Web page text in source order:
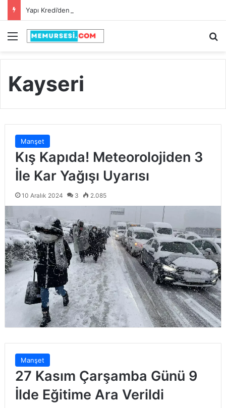
Yapı Kredi’den Öğretmenlere Rekor Maaş Promosyonu!
Menü
Kayseri
Manşet
Kış Kapıda! Meteorolojiden 3
İle Kar Yağışı Uyarısı
10 Aralık 2024 3 2.085
Manşet
27 Kasım Çarşamba Günü 9
İlde Eğitime Ara Verildi